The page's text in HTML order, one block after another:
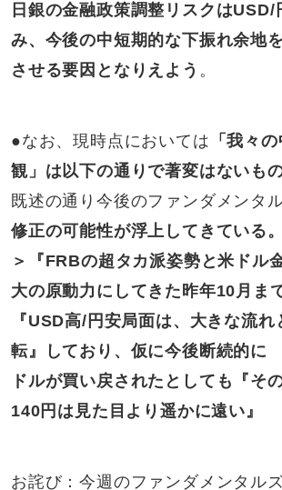
日銀の金融政策調整リスクはUSD/
み、今後の中短期的な下振れ余地
させる要因となりえよう 。
●なお、現時点においては 「我々
観」は以下の通りで著変はないもの
既述の通り今後のファンダメンタ
修正の可能性が浮上してきている。
＞『FRBの超タカ派姿勢と米ドル
大の原動力にしてきた昨年10月ま
『USD高/円安局面は、大きな流
転』しており、仮に今後断続的に
ドルが買い戻されたとしても『そ
140円は見た目より遥かに遠い』
お詫び：今週のファンダメンタル